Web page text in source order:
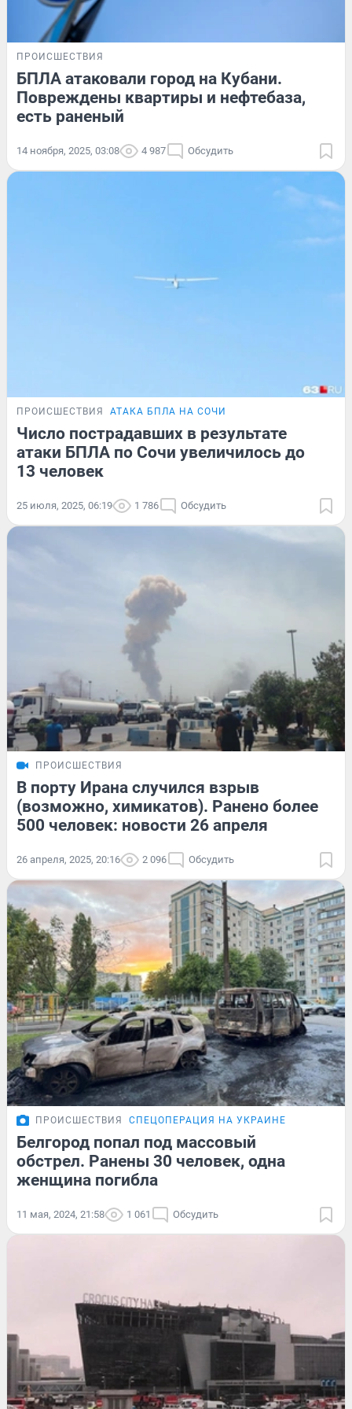
ПРОИСШЕСТВИЯ
БПЛА атаковали город на Кубани.
Повреждены квартиры и нефтебаза,
есть раненый
14 ноября, 2025, 03:08 4 987 Обсудить
ПРОИСШЕСТВИЯ АТАКА БПЛА НА СОЧИ
Число пострадавших в результате
атаки БПЛА по Сочи увеличилось до
13 человек
25 июля, 2025, 06:19 1 786 Обсудить
ПРОИСШЕСТВИЯ
В порту Ирана случился взрыв
(возможно, химикатов). Ранено более
500 человек: новости 26 апреля
26 апреля, 2025, 20:16 2 096 Обсудить
ПРОИСШЕСТВИЯ СПЕЦОПЕРАЦИЯ НА УКРАИНЕ
Белгород попал под массовый
обстрел. Ранены 30 человек, одна
женщина погибла
11 мая, 2024, 21:58 1 061 Обсудить